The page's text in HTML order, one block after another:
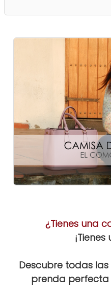
¿Tienes una
Descubre todas
prenda